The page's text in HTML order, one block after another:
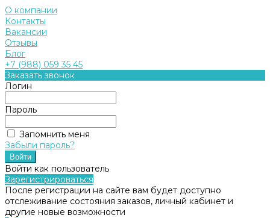
О компании
Контакты
Вакансии
Отзывы
Блог
+7 (988) 059 35 45
Заказать звонок
Логин
Пароль
Запомнить меня
Забыли пароль?
Войти как пользователь
Зарегистрироваться
После регистрации на сайте вам будет доступно
отслеживание состояния заказов, личный кабинет и
другие новые возможности